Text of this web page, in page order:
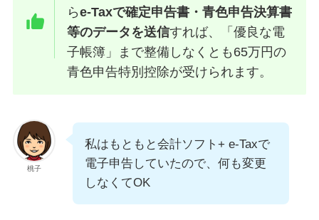
らe-Taxで確定申告書・青色申告決算書
等のデータを送信すれば、「優良な電
子帳簿」まで整備しなくとも65万円の
⻘⾊申告特別控除が受けられます。
桃子
私はもともと会計ソフト+ e-Taxで
電子申告していたので、何も変更
しなくてOK